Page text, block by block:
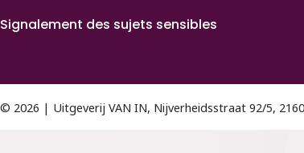
Signalement des sujets sensibles
© 2026 | Uitgeverij VAN IN, Nijverheidsstraat 92/5,